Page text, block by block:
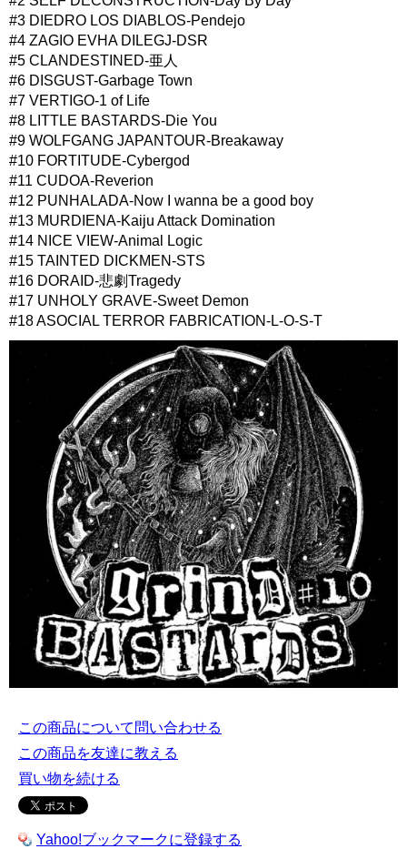
#3 DIEDRO LOS DIABLOS-Pendejo
#4 ZAGIO EVHA DILEGJ-DSR
#5 CLANDESTINED-亜人
#6 DISGUST-Garbage Town
#7 VERTIGO-1 of Life
#8 LITTLE BASTARDS-Die You
#9 WOLFGANG JAPANTOUR-Breakaway
#10 FORTITUDE-Cybergod
#11 CUDOA-Reverion
#12 PUNHALADA-Now I wanna be a good boy
#13 MURDIENA-Kaiju Attack Domination
#14 NICE VIEW-Animal Logic
#15 TAINTED DICKMEN-STS
#16 DORAID-悲劇Tragedy
#17 UNHOLY GRAVE-Sweet Demon
#18 ASOCIAL TERROR FABRICATION-L-O-S-T
この商品について問い合わせる
この商品を友達に教える
買い物を続ける
Yahoo!ブックマークに登録する